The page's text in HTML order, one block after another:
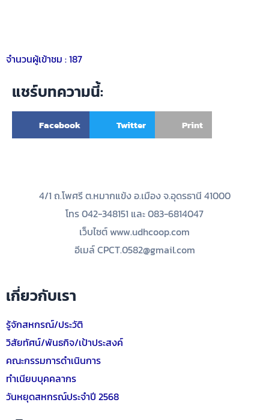
จำนวนผู้เข้าชม :187
แชร์บทความนี้:
Facebook Twitter Print
4/1 ถ.โพศรี ต.หมากแข้ง อ.เมือง จ.อุดรธานี 41000
โทร 042-348151 และ 083-6814047
เว็บไซต์ www.udhcoop.com
อีเมล์ CPCT.0582@gmail.com
เกี่ยวกับเรา
รู้จักสหกรณ์/ประวัติ
วิสัยทัศน์/พันธกิจ/เป้าประสงค์
คณะกรรมการดำเนินการ
ทำเนียบบุคคลากร
วันหยุดสหกรณ์ประจำปี 2568